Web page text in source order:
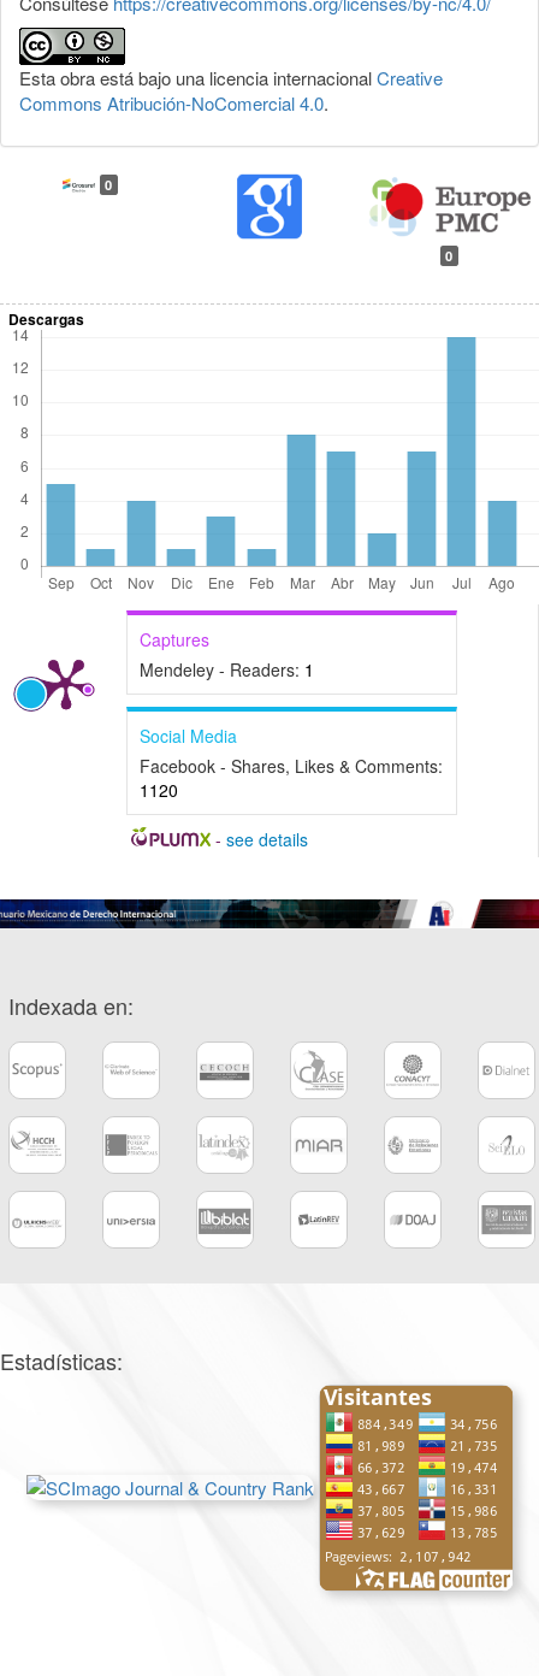
Esta obra está bajo una licencia internacionalCreative
Commons Atribución-NoComercial 4.0.
0
0
Descargas
Captures
Mendeley - Readers: 1
Social Media
Facebook - Shares, Likes & Comments:
1120
- see details
Indexada en:
Estadísticas: